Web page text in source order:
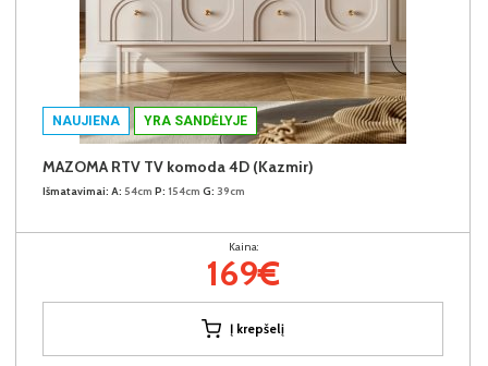
NAUJIENA YRA SANDĖLYJE
MAZOMA RTV TV komoda 4D (Kazmir)
Išmatavimai: A: 54cm P: 154cm G: 39cm
Kaina:
169€
Į krepšelį